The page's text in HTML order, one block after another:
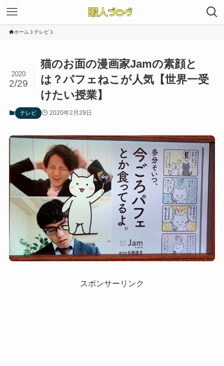
ホーム テレビ
猫のお面の漫画家Jamの素顔と
は？パフェねこが人気【世界一受
けたい授業】
2020
2/29
テレビ 2020年2月29日
スポンサーリンク